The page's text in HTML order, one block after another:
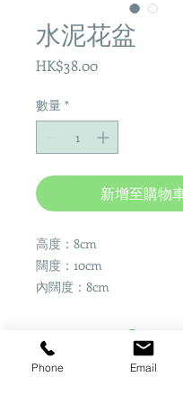
水泥花盆
HK$38.00價
數量 *
新增至購物
高度：8cm
闊度：10cm
內闊度：8cm
Phone Email